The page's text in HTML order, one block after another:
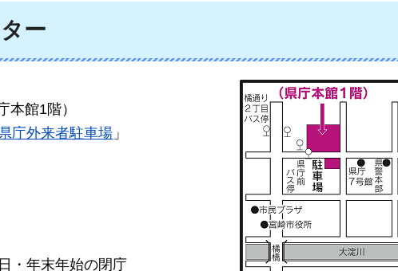
ー
本館1階）
庁外来者駐車場 」
・年末年始の閉庁